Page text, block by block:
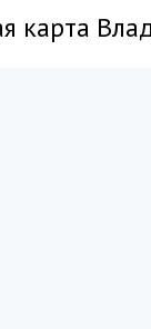
карта